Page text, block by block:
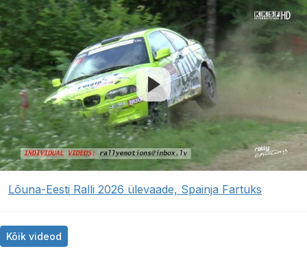
Lõuna-Eesti Ralli 2026 ülevaade, Spainja Fartuks
Kõik videod